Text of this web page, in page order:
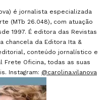
é jornalista especializada
(MTb 26.048), com atuação
1997. É editora das Revistas
chancela da Editora Ita &
conteúdo jornalístico e
Frete Oficina, todas as suas
Instagram: @carolina.vilanova